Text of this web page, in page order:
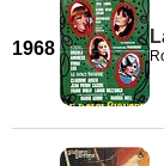
1968